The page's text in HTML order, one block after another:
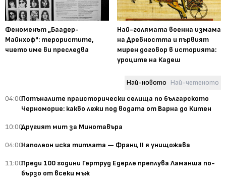
Феноменът „Баадер-
Майнхоф": терористите,
чието име ви преследва
Най-голямата военна измама
на Древността и първият
мирен договор в историята:
уроците на Кадеш
Най-новото Най-четеното
04:00Потъналите праисторически селища по българското
Черноморие: какво лежи под водата от Варна до Китен
10:00Другият мит за Минотавъра
04:00Наполеон иска титлата — Франц II я унищожава
11:00Преди 100 години Гертруд Едерле преплува Ламанша по-
бързо от всеки мъж